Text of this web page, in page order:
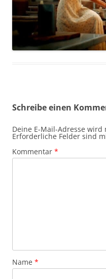
Schreibe einen
Deine E-Mail-Adresse
Erforderliche Felder sind
Kommentar *
Name *